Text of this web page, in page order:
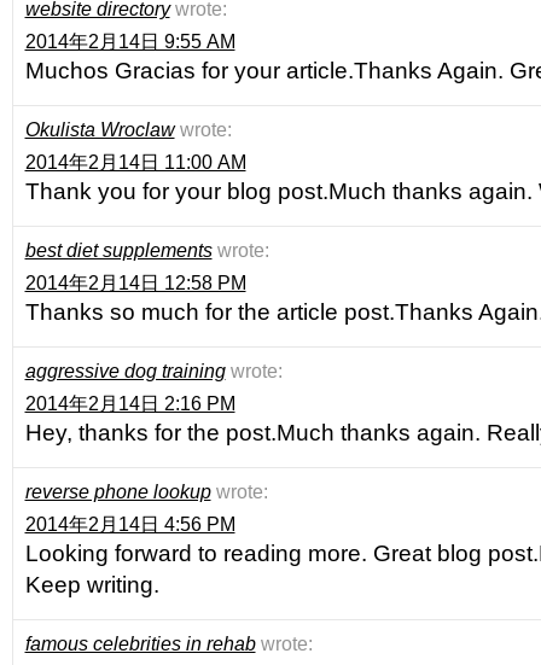
website directory wrote:
2014年2月14日 9:55 AM
Muchos Gracias for your article.Thanks Again.
Okulista Wroclaw wrote:
2014年2月14日 11:00 AM
Thank you for your blog post.Much thanks again.
best diet supplements wrote:
2014年2月14日 12:58 PM
Thanks so much for the article post.Thanks
aggressive dog training wrote:
2014年2月14日 2:16 PM
Hey, thanks for the post.Much thanks again.
reverse phone lookup wrote:
2014年2月14日 4:56 PM
Looking forward to reading more. Great blog
Keep writing.
famous celebrities in rehab wrote: